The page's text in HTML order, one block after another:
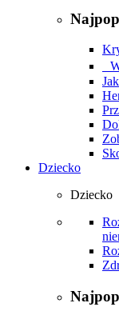
Dziecko
Dziecko